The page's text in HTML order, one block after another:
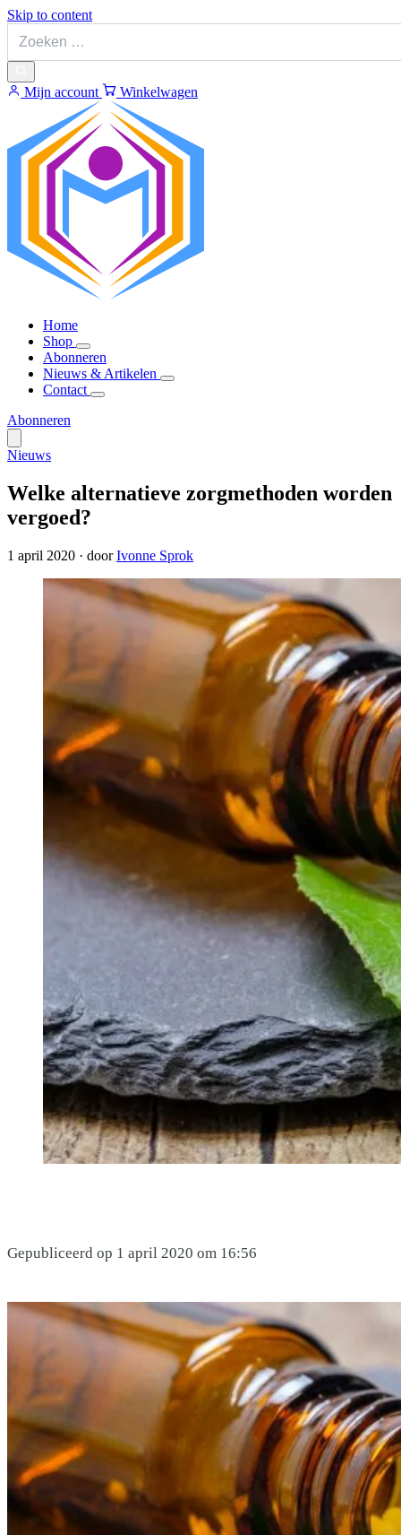
Skip to content
Mijn account Winkelwagen
Home
Shop
Abonneren
Nieuws & Artikelen
Contact
Abonneren
Nieuws
Welke alternatieve zorgmethoden worden
vergoed?
1 april 2020 · doorIvonne Sprok
Gepubliceerd op 1 april 2020 om 16:56